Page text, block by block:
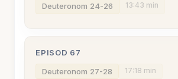
Deuteronom 24-26 13:43 min
EPISOD 67
Deuteronom 27-28 17:18 min